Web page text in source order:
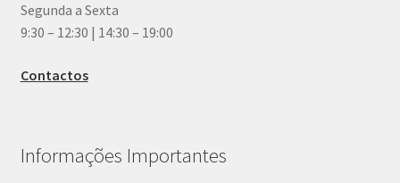
Segunda a Sexta
9:30 – 12:30 | 14:30 – 19:00
Contactos
Informações Importantes